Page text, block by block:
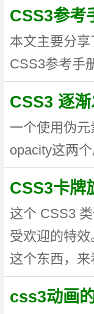
CSS3参考
本文主要分
CSS3参考手
CSS3 逐
一个使用伪
opacity这两
CSS3卡牌
这个 CSS3
受欢迎的特
这个东西，
css3动画